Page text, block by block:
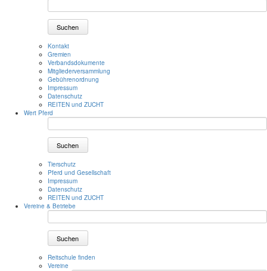
Suchen
Kontakt
Gremien
Verbandsdokumente
Mitgliederversammlung
Gebührenordnung
Impressum
Datenschutz
REITEN und ZUCHT
Wert Pferd
Suchen
Tierschutz
Pferd und Gesellschaft
Impressum
Datenschutz
REITEN und ZUCHT
Vereine & Betriebe
Suchen
Reitschule finden
Vereine